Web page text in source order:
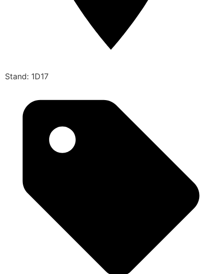
Stand: 1D17